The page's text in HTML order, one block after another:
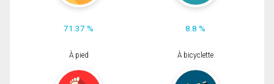
71.37 % 8.8 %
À pied À bicyclette